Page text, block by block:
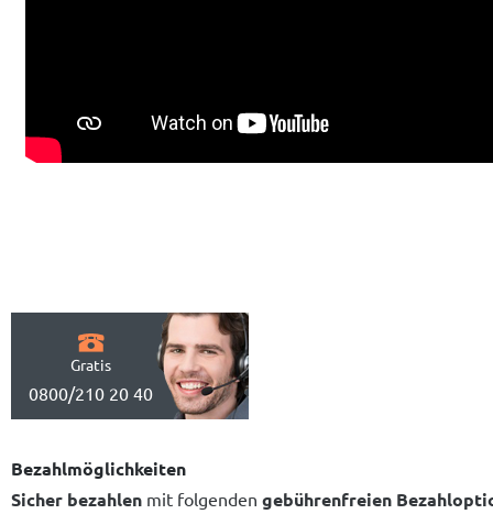
Gratis
0800/210 20 40
Bezahlmöglichkeiten
Sicher bezahlen mit folgenden gebührenfreien